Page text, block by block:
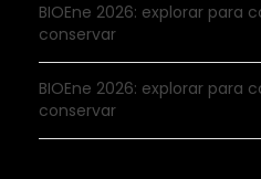
BIOEne 2026: explorar para
conservar
BIOEne 2026: explorar para
conservar